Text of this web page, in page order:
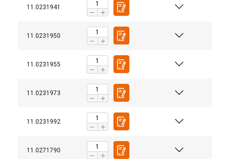
11.0231941
11.0231950
11.0231955
11.0231973
11.0231992
11.0271790
Marquage:
Plage de température d'utilisation:
Norme:
Coefficient de sécurité:
Grade: